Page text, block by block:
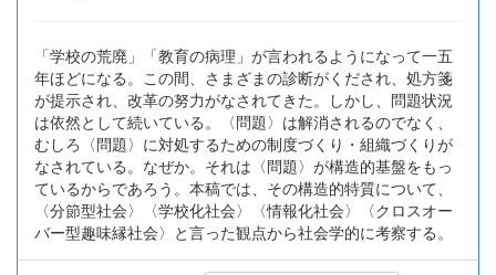
「学校の荒廃」「教育の病理」が言われるようになって一五
年ほどになる。この間、さまざまの診断がくだされ、処方箋
が提示され、改革の努力がなされてきた。しかし、問題状況
は依然として続いている。〈問題〉は解消されるのでなく、
むしろ〈問題〉に対処するための制度づくり・組織づくりが
なされている。なぜか。それは〈問題〉が構造的基盤をもっ
ているからであろう。本稿では、その構造的特質について、
〈分節型社会〉〈学校化社会〉〈情報化社会〉〈クロスオー
バー型趣味縁社会〉と言った観点から社会学的に考察する。